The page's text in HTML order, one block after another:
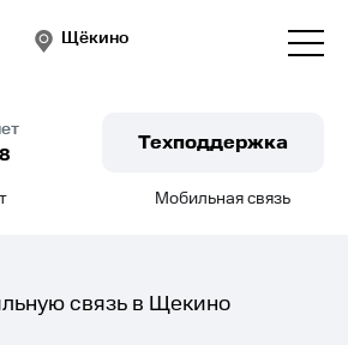
Щёкино
Техподдержка
Мобильная связь
связь в Щекино